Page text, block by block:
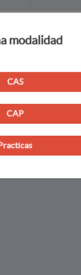
modalidad
CAS
CAP